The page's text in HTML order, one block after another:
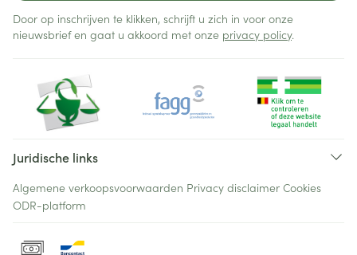
Door op inschrijven te klikken, schrijft u zich in voor onze
nieuwsbrief en gaat u akkoord met onze privacy policy.
Juridische links
Algemene verkoopsvoorwaarden Privacy disclaimer Cookies
ODR-platform